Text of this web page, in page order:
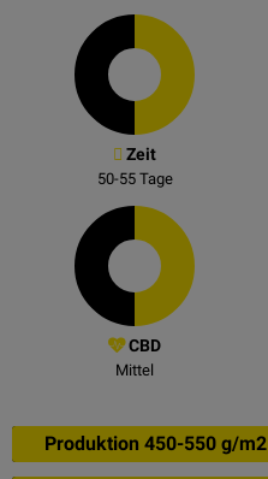
Zeit
50-55Tage
CBD
Mittel
Produktion 450-550 g/m2